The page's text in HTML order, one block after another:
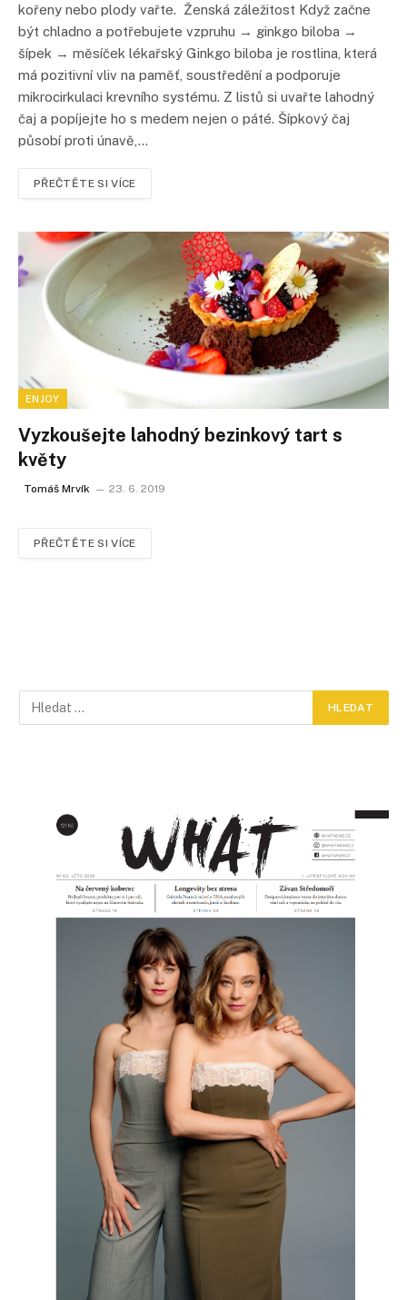
kořeny nebo plody vařte. Ženská záležitost Když začne
být chladno a potřebujete vzpruhu → ginkgo biloba →
šípek → měsíček lékařský Ginkgo biloba je rostlina, která
má pozitivní vliv na paměť, soustředění a podporuje
mikrocirkulaci krevního systému. Z listů si uvařte lahodný
čaj a popíjejte ho s medem nejen o páté. Šípkový čaj
působí proti únavě,…
PŘEČTĚTE SI VÍCE
ENJOY
Vyzkoušejte lahodný bezinkový tart s
květy
Tomáš Mrvík 23. 6. 2019
PŘEČTĚTE SI VÍCE